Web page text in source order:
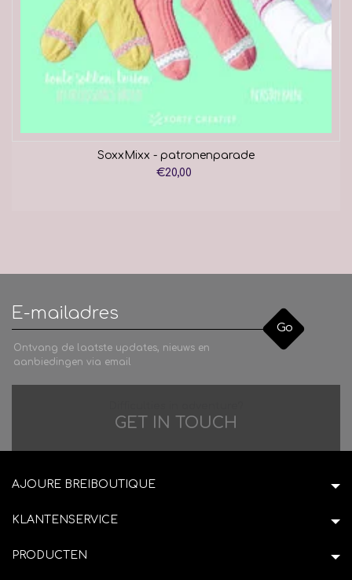
SoxxMixx - patronenparade
€20,00
Go
Ontvang de laatste updates, nieuws en
aanbiedingen via email
GET IN TOUCH
AJOURE BREIBOUTIQUE
KLANTENSERVICE
PRODUCTEN